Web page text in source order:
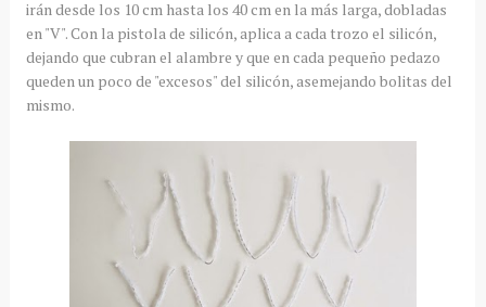
irán desde los 10 cm hasta los 40 cm en la más larga, dobladas
en "V". Con la pistola de silicón, aplica a cada trozo el silicón,
dejando que cubran el alambre y que en cada pequeño pedazo
queden un poco de "excesos" del silicón, asemejando bolitas del
mismo.